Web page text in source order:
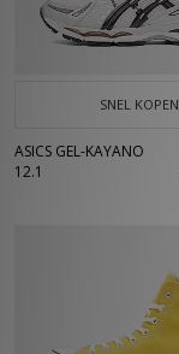
SNEL KOPEN
ASICS GEL-KAYANO
12.1